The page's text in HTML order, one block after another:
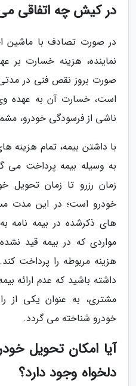
در کیش چه اتفاقی
در صورت تصادف با ماشین
نماینده، هزینه خسارت بر
صورت بروز نقص فنی در
است، خسارت آن به عهده
ناشی از فرسودگی خودرو،
با داشتن بیمه، تمام هزینه
به وسیله بیمه پرداخت می
زمان رزرو تا زمان تحویل
خودرو است؛ در این مدت
های ذکرشده در بیمه نامه
مواردی که در بیمه قید نشده
هزینه مربوطه را پرداخت
داشته باشید که عدم ارائه
مشتری، به عنوان یکی از
خودرو شناخته می گردد.
آیا امکان تحویل
دلخواه وجود دارد؟